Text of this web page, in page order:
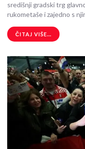
središnji gradski trg
rukometaše i zajedno s
ČITAJ VIŠE...